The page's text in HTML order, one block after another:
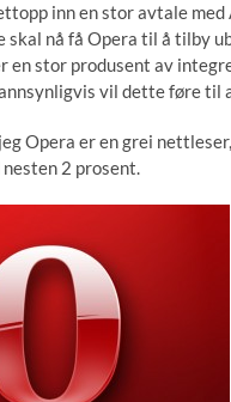
inn en stor avtale
skal nå få Opera til å tilby
en stor produsent av
vil dette føre til
Opera er en grei
2 prosent.